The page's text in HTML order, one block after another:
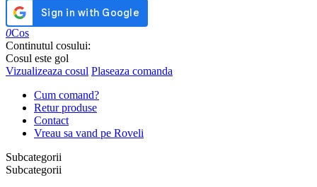
0Cos
Continutul cosului:
Cosul este gol
Vizualizeaza cosul Plaseaza comanda
Cum comand?
Retur produse
Contact
Vreau sa vand pe Roveli
Subcategorii
Subcategorii